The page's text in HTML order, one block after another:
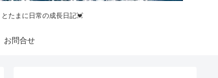
たまに日常の成長日記💓
お問合せ